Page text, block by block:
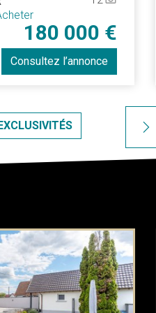
180 000 €
Consultez l’annonce